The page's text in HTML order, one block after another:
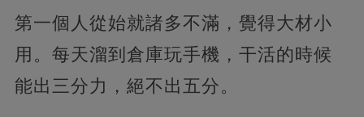
第一個人從始就諸多不滿，覺得大材小
用。每天溜到倉庫玩手機，干活的時候
能出三分力，絕不出五分。